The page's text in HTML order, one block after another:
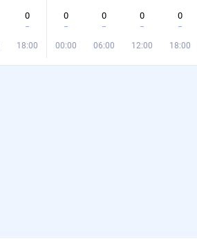
0
18:00
0
00:00
0
06:00
0
12:00
0
18:00